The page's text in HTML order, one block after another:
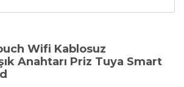
Wifi Kablosuz
Anahtarı Priz Tuya Smart